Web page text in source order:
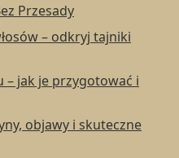
Przesady
– odkryj tajniki
– jak je przygotować i
objawy i skuteczne